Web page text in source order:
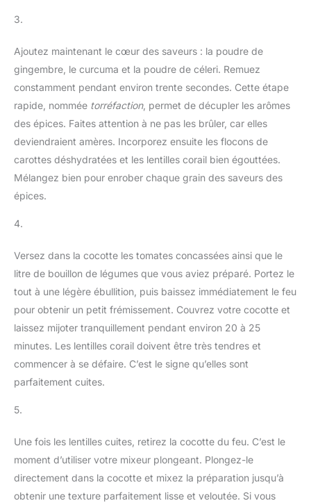
3.
Ajoutez maintenant le cœur des saveurs : la poudre de
gingembre, le curcuma et la poudre de céleri. Remuez
constamment pendant environ trente secondes. Cette étape
rapide, nommée torréfaction, permet de décupler les arômes
des épices. Faites attention à ne pas les brûler, car elles
deviendraient amères. Incorporez ensuite les flocons de
carottes déshydratées et les lentilles corail bien égouttées.
Mélangez bien pour enrober chaque grain des saveurs des
épices.
4.
Versez dans la cocotte les tomates concassées ainsi que le
litre de bouillon de légumes que vous aviez préparé. Portez le
tout à une légère ébullition, puis baissez immédiatement le feu
pour obtenir un petit frémissement. Couvrez votre cocotte et
laissez mijoter tranquillement pendant environ 20 à 25
minutes. Les lentilles corail doivent être très tendres et
commencer à se défaire. C’est le signe qu’elles sont
parfaitement cuites.
5.
Une fois les lentilles cuites, retirez la cocotte du feu. C’est le
moment d’utiliser votre mixeur plongeant. Plongez-le
directement dans la cocotte et mixez la préparation jusqu’à
obtenir une texture parfaitement lisse et veloutée. Si vous